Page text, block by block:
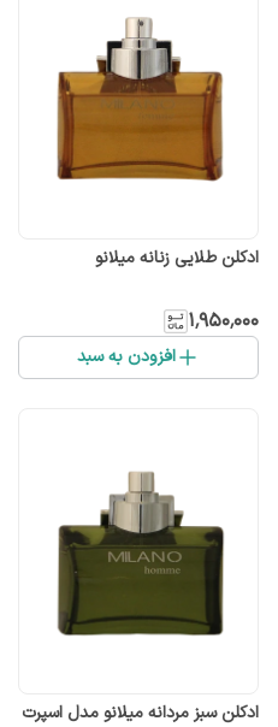
ادکلن طلایی زنانه میلانو
۱٬۹۵۰٬۰۰۰
افزودن به سبد
ادکلن سبز مردانه میلانو مدل اسپرت